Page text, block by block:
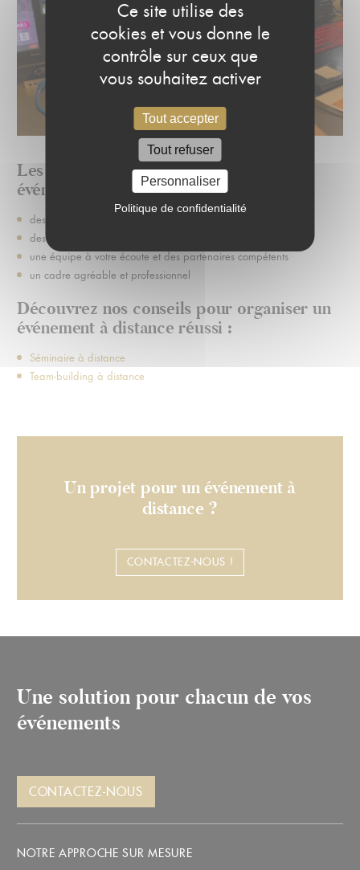
Ce site utilise des
cookies et vous donne le
contrôle sur ceux que
vous souhaitez activer
Tout accepter
Tout refuser
Personnaliser
Politique de confidentialité
Les avantages MAPIÈCE pour un
événement à distance :
des lieux vastes et 100% modulables
des lieux facile d’accès
une équipe à votre écoute et des partenaires compétents
un cadre agréable et professionnel
Découvrez nos conseils pour organiser un
événement à distance réussi :
Séminaire à distance
Team-building à distance
Un projet pour un événement à
distance ?
CONTACTEZ-NOUS !
Une solution pour chacun de vos
événements
CONTACTEZ-NOUS
NOTRE APPROCHE SUR MESURE